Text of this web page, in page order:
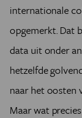
internationale
opgemerkt. Dat
data uit onder
hetzelfde
naar het oosten
Maar wat